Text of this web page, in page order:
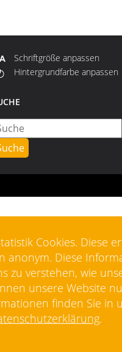
Schriftgröße anpassen
Hintergrundfarbe anpassen
Cookies. Diese
anonym. Diese
zu verstehen, wie
unsere Website
finden Sie in
.